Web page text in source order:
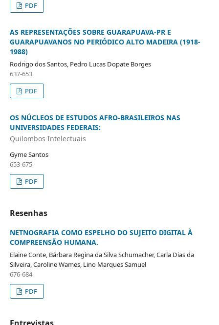
PDF
AS REPRESENTAÇÕES SOBRE GUARAPUAVA-PR E
GUARAPUAVANOS NO PERIÓDICO ALTO MADEIRA (1918-
1988)
Rodrigo dos Santos, Pedro Lucas Dopate Borges
637-653
PDF
OS NÚCLEOS DE ESTUDOS AFRO-BRASILEIROS NAS
UNIVERSIDADES FEDERAIS:
Quilombos Intelectuais
Gyme Santos
653-675
PDF
Resenhas
NETNOGRAFIA COMO ESPELHO DO SUJEITO DIGITAL À
COMPREENSÃO HUMANA.
Elaine Conte, Bárbara Regina da Silva Schumacher, Carla Dias da
Silveira, Caroline Wames, Lino Marques Samuel
676-684
PDF